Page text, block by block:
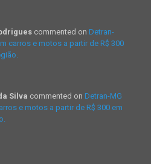
commented on Detran-
carros e motos a partir de R$ 300
Silva commented on Detran-MG
e motos a partir de R$ 300 em